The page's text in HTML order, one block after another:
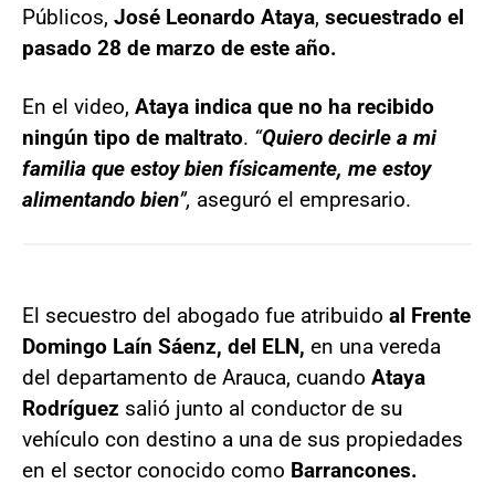
Públicos, José Leonardo Ataya, secuestrado el
pasado 28 de marzo de este año.
En el video, Ataya indica que no ha recibido
ningún tipo de maltrato. “Quiero decirle a mi
familia que estoy bien físicamente, me estoy
alimentando bien”, aseguró el empresario.
El secuestro del abogado fue atribuido al Frente
Domingo Laín Sáenz, del ELN, en una vereda
del departamento de Arauca, cuando Ataya
Rodríguez salió junto al conductor de su
vehículo con destino a una de sus propiedades
en el sector conocido como Barrancones.